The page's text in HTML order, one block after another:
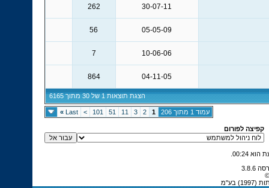
30-07-11
262
05-05-09
56
10-06-06
7
04-11-05
864
הצגת תוצאות 1 של 30 מתוך 6165
עמוד 1 מתוך 206 1
2
3
11
51
101
>
Last
»
קפיצה לפורום
00:24
בע"מ